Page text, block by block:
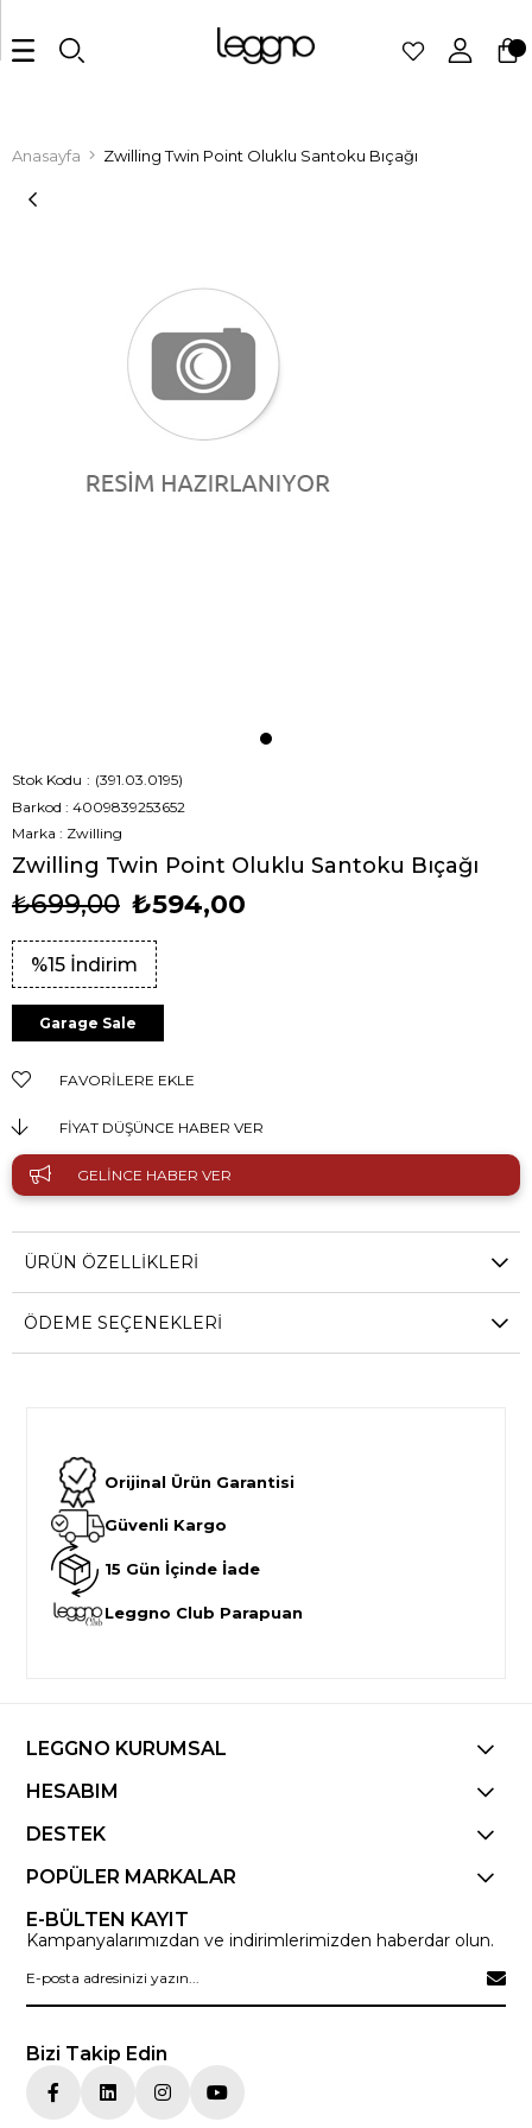
Anasayfa Zwilling Twin Point Oluklu Santoku Bıçağı
Stok Kodu
(391.03.0195)
Barkod : 4009839253652
Marka : Zwilling
Zwilling Twin Point Oluklu Santoku Bıçağı
%15 İndirim
₺699,00 ₺594,00
Garage Sale
FAVORILERE EKLE
FIYAT DÜŞÜNCE HABER VER
GELINCE HABER VER
ÜRÜN ÖZELLIKLERI
ÖDEME SEÇENEKLERI
Orijinal Ürün Garantisi
Güvenli Kargo
15 Gün İçinde İade
Leggno Club Parapuan
LEGGNO KURUMSAL
HESABIM
DESTEK
POPÜLER MARKALAR
E-BÜLTEN KAYIT
Kampanyalarımızdan ve indirimlerimizden haberdar olun.
Bizi Takip Edin